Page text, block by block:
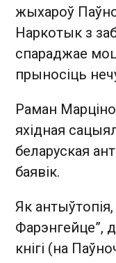
жыхароў
Наркотык з
спараджае
прыносіць
Раман
яхідная
беларуская
баявік.
Як
Фарэнгейце”,
кнігі (на